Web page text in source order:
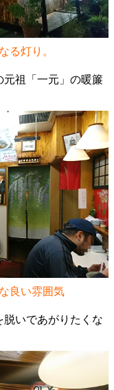
る灯り。
祖「一元」の暖簾
良い雰囲気
脱いであがりたくな